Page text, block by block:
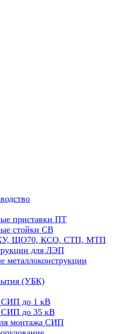
приставки ПТ
стойки СВ
ЩО70, КСО, СТП, МТП
для ЛЭП
металлоконструкции
(УБК)
СИП до 1 кВ
СИП до 35 кВ
монтажа СИП